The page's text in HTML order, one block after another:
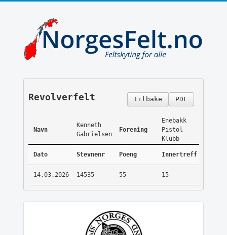
PDF
Tilbake
Revolverfelt
Navn
Kenneth
Gabrielsen
Forening
Enebakk
Pistol
Klubb
Dato Stevnenr Poeng Innertreff
14.03.2026 14535 55 15